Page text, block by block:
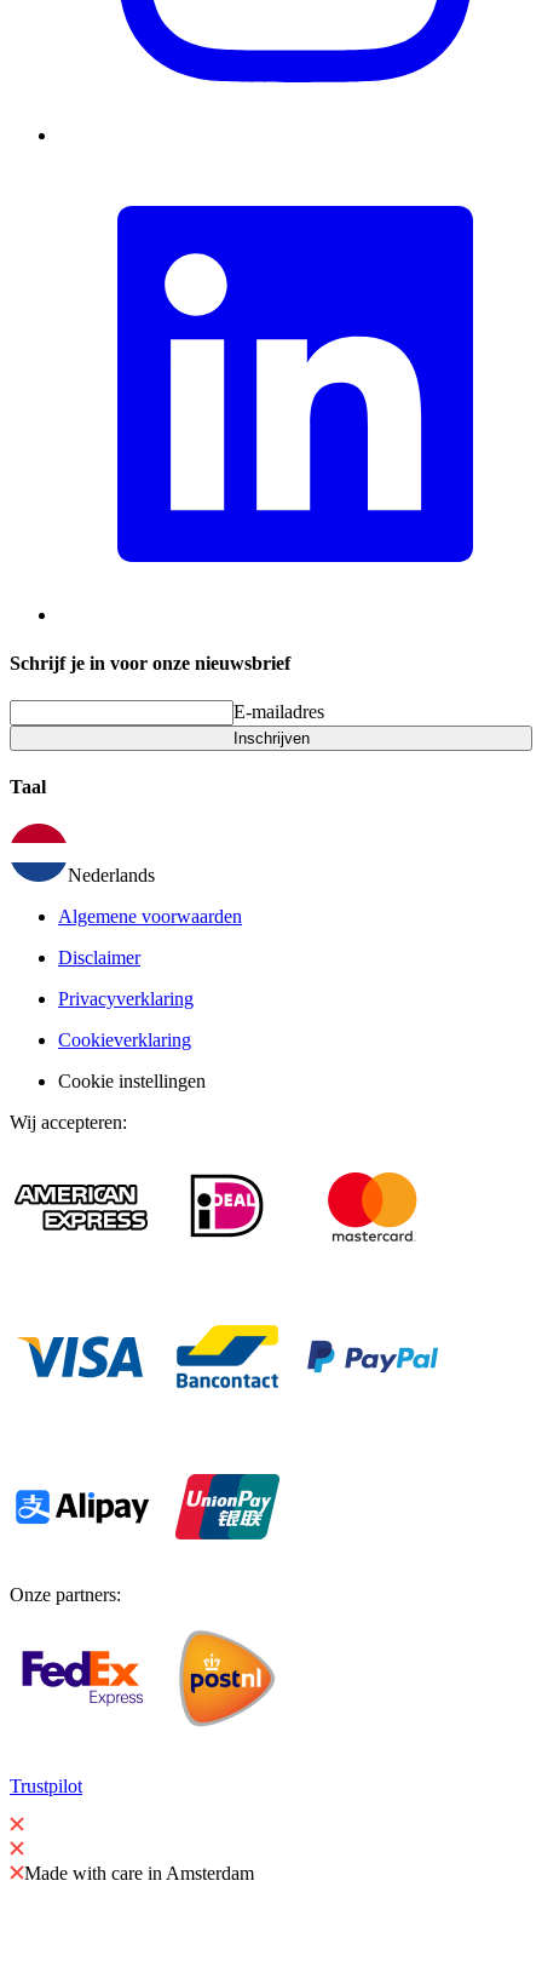
Schrijf je in voor onze nieuwsbrief
E-mailadres
Inschrijven
Taal
Nederlands
Algemene voorwaarden
Disclaimer
Privacyverklaring
Cookieverklaring
Cookie instellingen
Wij accepteren:
Onze partners:
Trustpilot
Made with care in Amsterdam